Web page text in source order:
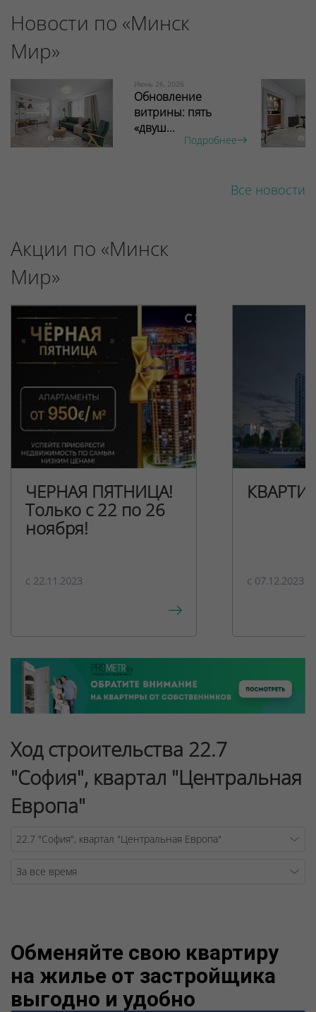
Новости по «Минск
Мир»
Июнь 26, 2026
Обновление
витрины: пять
«двуш...
Подробнее
Все новости
Акции по «Минск
Мир»
ЧЕРНАЯ ПЯТНИЦА!
Только с 22 по 26
ноября!
c 22.11.2023 c 07.12.2023
Ход строительства 22.7
"София", квартал "Центральная
Европа"
Обменяйте свою квартиру
на жилье от застройщика
выгодно и удобно